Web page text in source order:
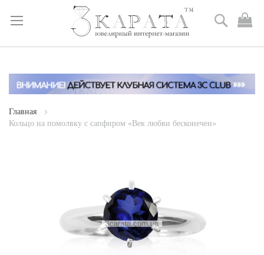
Skip
Content
Поиск
Главная
Кольцо на помолвку с сапфиром «Век любви бесконечен»